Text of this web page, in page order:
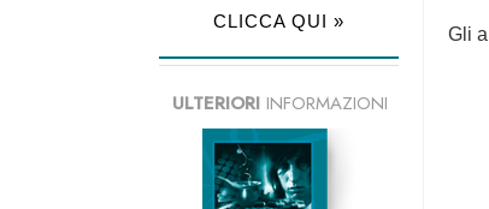
Gli
CLICCA QUI »
ULTERIORIINFORMAZIONI